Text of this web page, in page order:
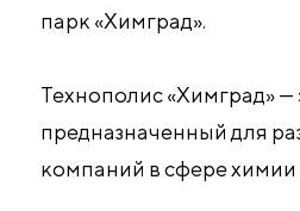
парк «Химград».
Технополис «Химград»
предназначенный для
компаний в сфере